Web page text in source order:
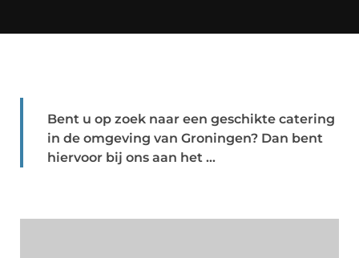
Bent u op zoek naar een geschikte catering
in de omgeving van Groningen? Dan bent
hiervoor bij ons aan het ...